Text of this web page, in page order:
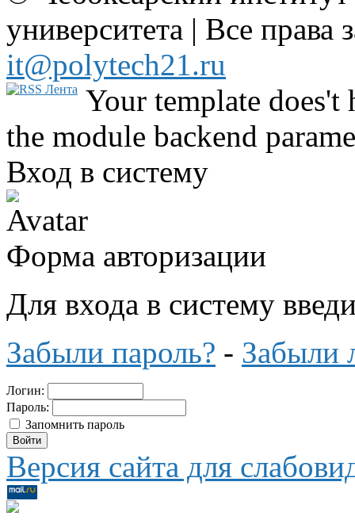
университета | Все
it@polytech21.ru
Your template
the module backend
Вход в систему
Форма авторизации
Для входа в систему
Забыли пароль? - Забыли
Логин:
Пароль:
Запомнить пароль
Версия сайта для